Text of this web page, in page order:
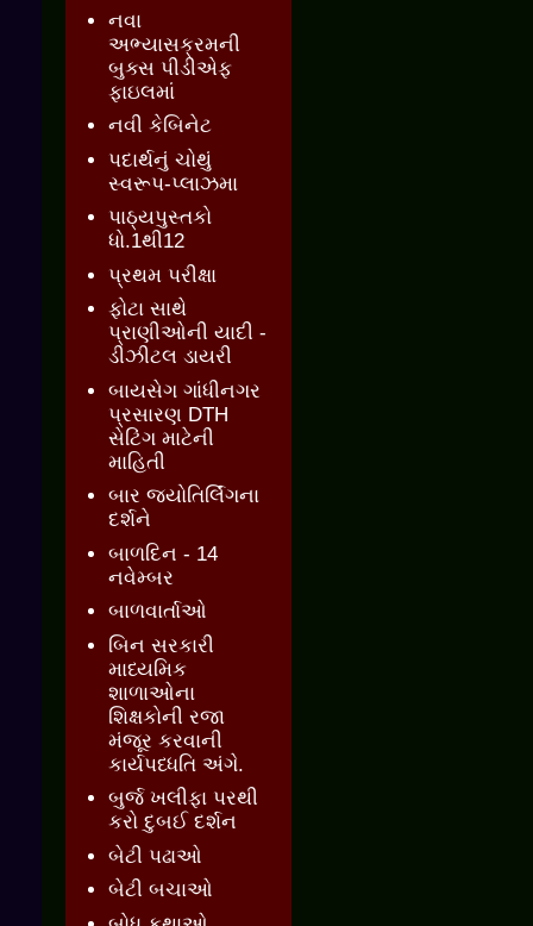
નવા
અભ્યાસક્રમની
બુક્સ પીડીએફ
ફાઇલમાં
નવી કેબિનેટ
પદાર્થનું ચોથું
સ્વરૂપ-પ્લાઝમા
પાઠ્યપુસ્તકો
ધો.1થી12
પ્રથમ પરીક્ષા
ફોટા સાથે
પ્રાણીઓની યાદી -
ડીઝીટલ ડાયરી
બાયસેગ ગાંધીનગર
પ્રસારણ DTH
સેટિંગ માટેની
માહિતી
બાર જ્‍યોતિર્લિંગના
દર્શને
બાળદિન - 14
નવેમ્બર
બાળવાર્તાઓ
બિન સરકારી
માધ્યમિક
શાળાઓના
શિક્ષકોની રજા
મંજૂર કરવાની
કાર્યપધ્ધતિ અંગે.
બુર્જ ખલીફા પરથી
કરો દુબઈ દર્શન
બેટી પઢાઓ
બેટી બચાઓ